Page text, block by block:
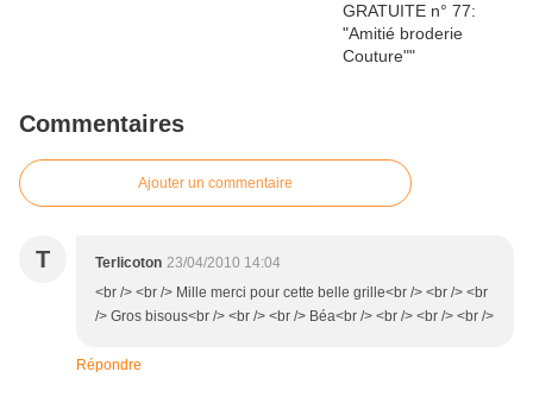
Commentaires
Ajouter un commentaire
T Terlicoton 23/04/2010 14:04
<br /> <br /> Mille merci pour cette belle grille<br /> <br /> <br
/> Gros bisous<br /> <br /> <br /> Béa<br /> <br /> <br /> <br />
Répondre